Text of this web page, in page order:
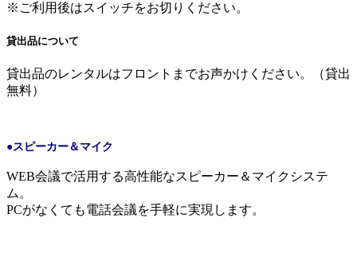
※ご利用後はスイッチをお切りください。
貸出品について
貸出品のレンタルはフロントまでお声かけください。（貸出
無料）
●スピーカー＆マイク
WEB会議で活用する高性能なスピーカー＆マイクシステ
ム。
PCがなくても電話会議を手軽に実現します。